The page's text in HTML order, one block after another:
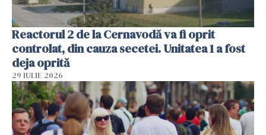
Reactorul 2 de la Cernavodă va fi oprit
controlat, din cauza secetei. Unitatea 1 a fost
deja oprită
29 IULIE 2026